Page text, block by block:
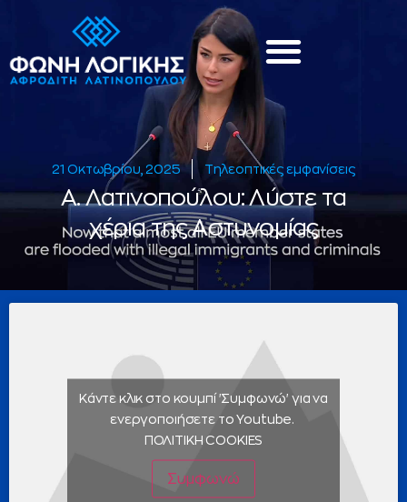
21 Οκτωβρίου, 2025 Τηλεοπτικές εμφανίσεις
A. Λατινοπούλου: Λύστε τα
χέρια της Αστυνομίας
Κάντε κλικ στο κουμπί 'Συμφωνώ' για να
ενεργοποιήσετε το Youtube.
ΠΟΛΙΤΙΚΗ COOKIES
Συμφωνώ